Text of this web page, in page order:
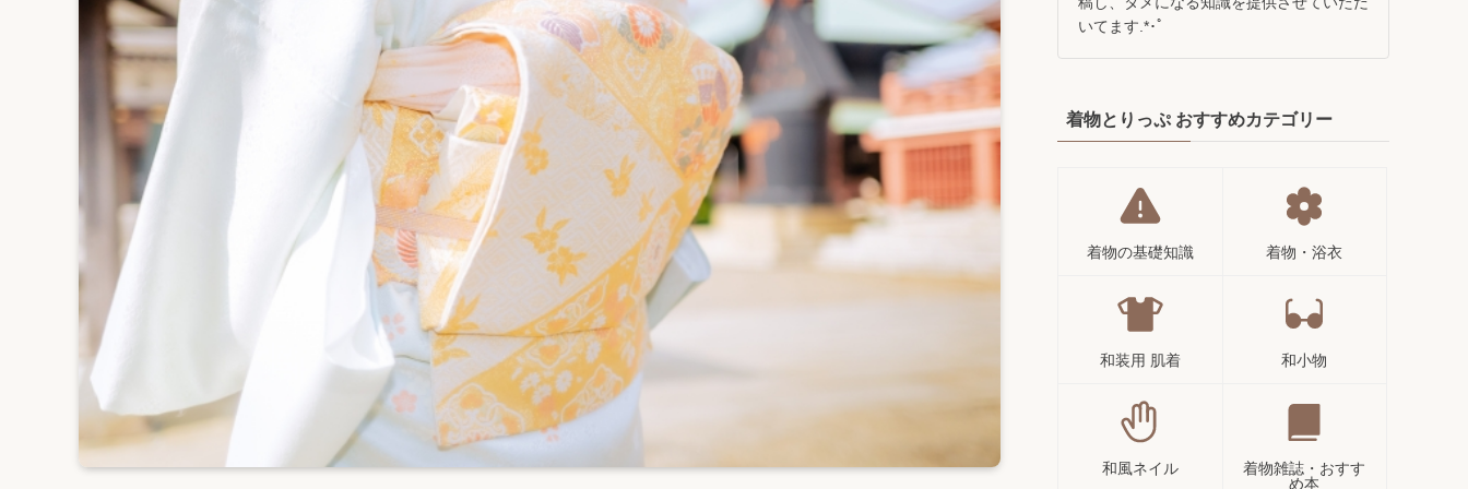
いてます.*･ﾟ
着物とりっぷ おすすめカテゴリー
着物の基礎知識 着物・浴衣
和装用 肌着 和小物
和風ネイル
着物雑誌・おすす
め本